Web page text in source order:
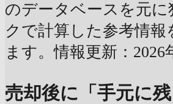
のデータベースを元に
クで計算した参考情報
ます。情報更新：2026
売却後に「手元に